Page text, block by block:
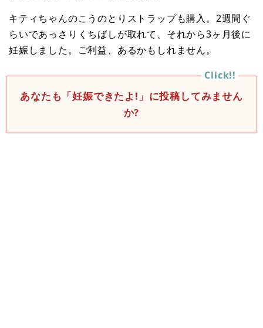
キティちゃんのこうのとりストラップも購入。2週間ぐ
らいであっさりくちばしが取れて、それから3ヶ月後に
妊娠しました。ご利益、あるかもしれません。
あなたも「妊娠できたよ!」に投稿してみません
か?